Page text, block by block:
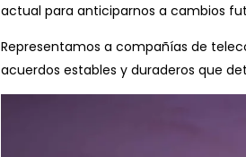
actual para anticiparnos a cambios
Representamos a compañías de
acuerdos estables y duraderos que